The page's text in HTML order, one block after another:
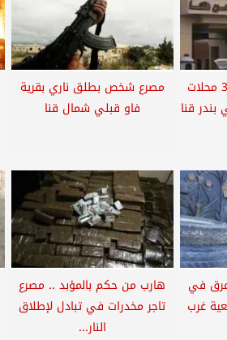
شخص مجهول يقتحم 3 محلات
بندر قنا
مصرع شخص بطلق ناري بقرية
فاو قبلي شمال قنا
في
غرب
هارب من حكم بالمؤبد .. مصرع
تاجر مخدرات في تبادل لإطلاق
النار...